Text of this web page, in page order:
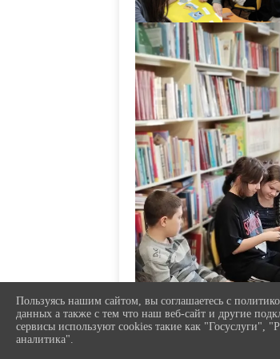
Пользуясь нашим сайтом, вы соглашаетесь с
данных а также с тем что наш веб-сайт и другие
сервисы используют cookies такие как "Госуслуги",
аналитика".